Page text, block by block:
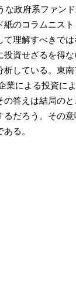
政府系ファン
紙のコラムニス
理解すべきで
資せざるを得
している。東
業による投資に
答えは結局の
だろう。その
る。